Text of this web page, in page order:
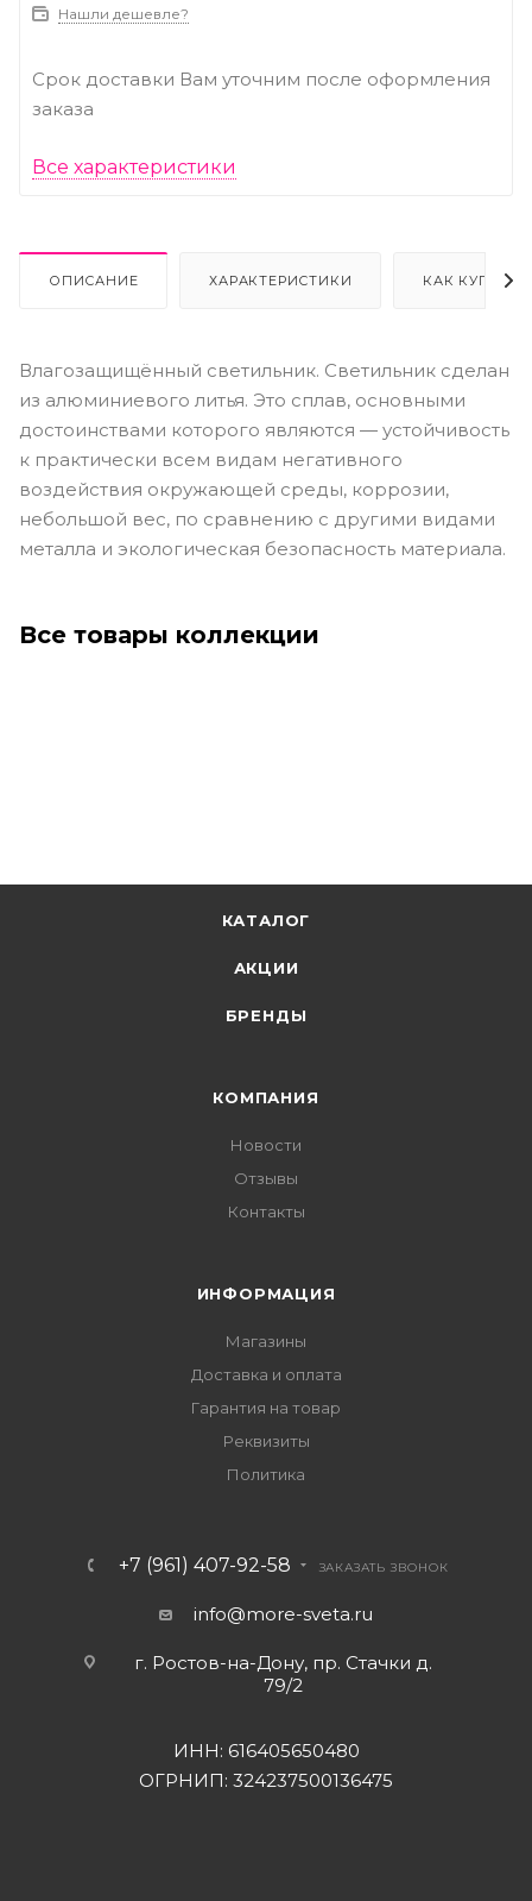
Нашли дешевле?
Срок доставки Вам уточним после оформления
заказа
Все характеристики
ОПИСАНИЕ ХАРАКТЕРИСТИКИ КАК КУПИТЬ
Влагозащищённый светильник. Светильник сделан
из алюминиевого литья. Это сплав, основными
достоинствами которого являются — устойчивость
к практически всем видам негативного
воздействия окружающей среды, коррозии,
небольшой вес, по сравнению с другими видами
металла и экологическая безопасность материала.
Все товары коллекции
КАТАЛОГ
АКЦИИ
БРЕНДЫ
КОМПАНИЯ
Новости
Отзывы
Контакты
ИНФОРМАЦИЯ
Магазины
Доставка и оплата
Гарантия на товар
Реквизиты
Политика
+7 (961) 407-92-58 ЗАКАЗАТЬ ЗВОНОК
info@more-sveta.ru
г. Ростов-на-Дону, пр. Стачки д.
79/2
ИНН: 616405650480
ОГРНИП: 324237500136475